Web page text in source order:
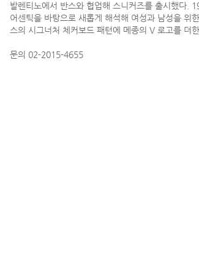
발렌티노에서 반스와 협업해 스니커즈를 출시했다.
어센틱을 바탕으로 새롭게 해석해 여성과 남성을 위
스의 시그너처 체커보드 패턴에 메종의 V 로고를 더
문의 02-2015-4655